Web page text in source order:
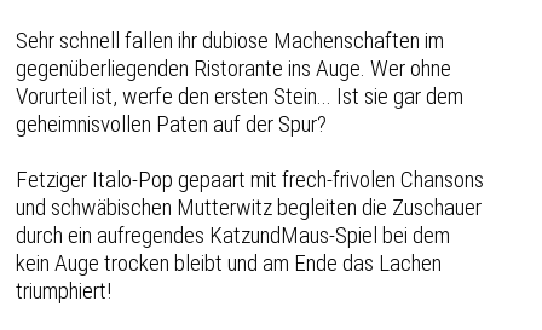
Sehr schnell fallen ihr dubiose Machenschaften im
gegenüberliegenden Ristorante ins Auge. Wer ohne
Vorurteil ist, werfe den ersten Stein... Ist sie gar dem
geheimnisvollen Paten auf der Spur?
Fetziger Italo-Pop gepaart mit frech-frivolen Chansons
und schwäbischen Mutterwitz begleiten die Zuschauer
durch ein aufregendes KatzundMaus-Spiel bei dem
kein Auge trocken bleibt und am Ende das Lachen
triumphiert!